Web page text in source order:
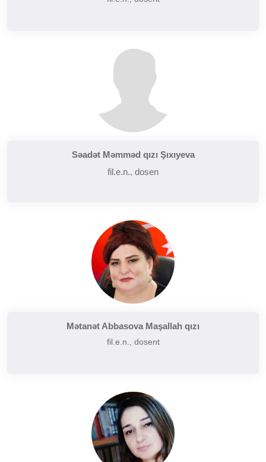
Səadət Məmməd qızı Şıxıyeva
fil.e.n., dosen
Mətanət Abbasova Maşallah qızı
fil.e.n., dosent